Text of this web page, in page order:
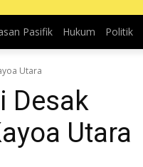
Pasifik Hukum Politik
Utara
Desak
Utara